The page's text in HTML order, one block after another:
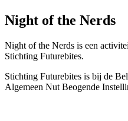
Night of the Nerds
Night of the Nerds is een
Stichting Futurebites.
Stichting Futurebites is bij de
Algemeen Nut Beogende